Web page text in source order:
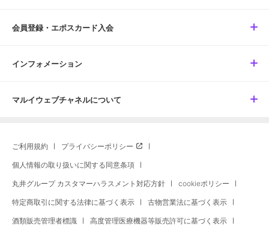
会員登録・エポスカード入会
インフォメーション
マルイウェブチャネルについて
ご利用規約 プライバシーポリシー
個人情報の取り扱いに関する同意条項
丸井グループ カスタマーハラスメント対応方針 cookieポリシー
特定商取引に関する法律に基づく表示 古物営業法に基づく表示
酒類販売管理者標識 高度管理医療機器等販売許可に基づく表示